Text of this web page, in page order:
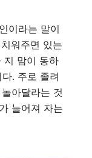
이라는 말이
워주면 있는
지 맘이 동하
. 주로 졸려
아달라는 것
늘어져 자는